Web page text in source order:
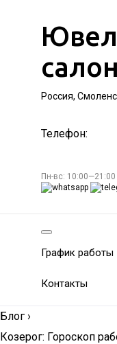
салон
Россия,
Телефон:
Пн-вс: 10:00—21:00
График работы
Контакты
Блог ›
Козерог: Гороскоп